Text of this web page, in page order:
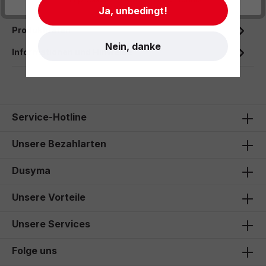
es zu jeder Yoga-Choreo…Mehr
Produktdaten
Informationen und Hinweise
Service-Hotline
Unsere Bezahlarten
Dusyma
Unsere Vorteile
Unsere Services
Folge uns
Ja, unbedingt!
Nein, danke